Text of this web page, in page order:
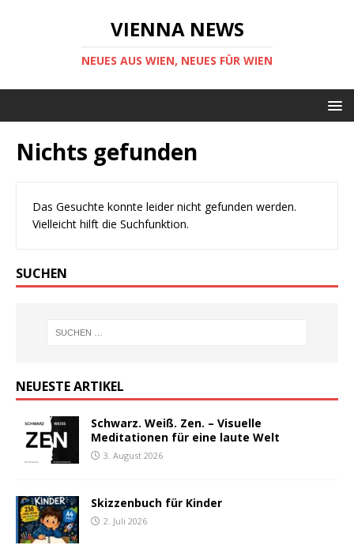
VIENNA NEWS
NEUES AUS WIEN, NEUES FÜR WIEN
Nichts gefunden
Das Gesuchte konnte leider nicht gefunden werden.
Vielleicht hilft die Suchfunktion.
SUCHEN
NEUESTE ARTIKEL
Schwarz. Weiß. Zen. – Visuelle
Meditationen für eine laute Welt
3. August 2026
Skizzenbuch für Kinder
2. Juli 2026